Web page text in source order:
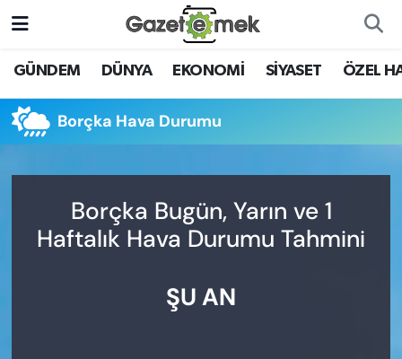
GÜNDEM DÜNYA EKONOMİ SİYASET ÖZEL
Borçka Hava Durumu
Borçka Bugün, Yarın ve 1
Haftalık Hava Durumu Tahmini
ŞU AN
DÜNYA
EKONOMİ
YENİ MEDYADA EMEK
GAZETECİLİĞİNİ GELİŞTİRMEK
Nöbetçi Eczaneler
Hava Durumu
Trafik Durumu
Süper Lig Puan Durumu ve Fikstür